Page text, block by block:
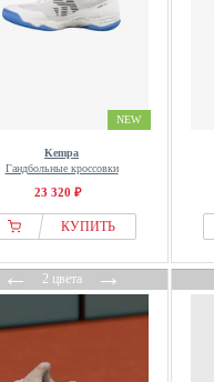
NEW
Kempa
Гандбольные кроссовки
23 320 ₽
КУПИТЬ
←2 цвета→